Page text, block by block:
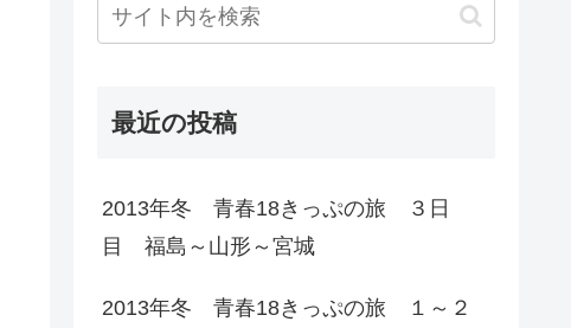
最近の投稿
2013年冬 青春18きっぷの旅 ３日
目 福島～山形～宮城
2013年冬 青春18きっぷの旅 １～２